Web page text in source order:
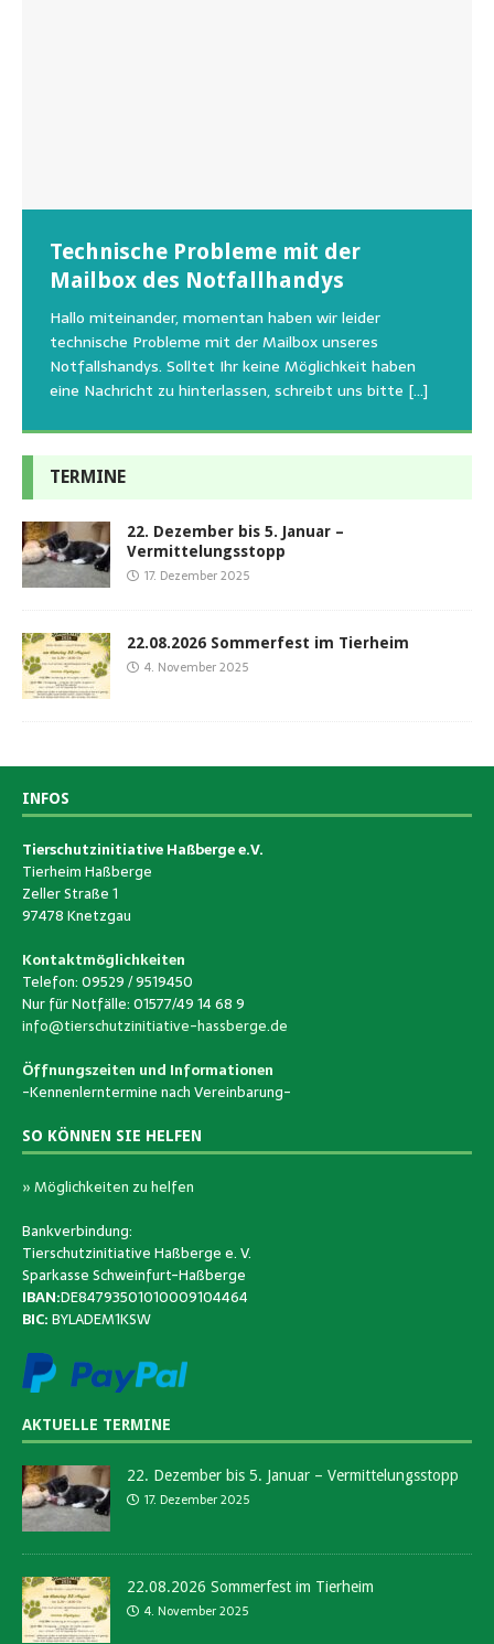
Technische Probleme mit der
Mailbox des Notfallhandys
Hallo miteinander, momentan haben wir leider
technische Probleme mit der Mailbox unseres
Notfallshandys. Solltet Ihr keine Möglichkeit haben
eine Nachricht zu hinterlassen, schreibt uns bitte […]
Beginn der Wildtierrettung
Aus aktuellem Anlass weisen wir darauf hin, dass die
Tierschutzinitiative Haßberge natürlich, wie auch in
den letzten 20 Jahren, immer noch für alle verwaisten
oder[…]
22.08.2026 Sommerfest im Tierheim
Wir bitten um Verständnis, dass am Tag vom
Sommerfest das Hundehaus zum Schutz unserer Tiere
geschlossen bleibt.Viele unserer Hunde erleben einen
emotionalen Stress bei Begegnung[…]
Wunschzettel unserer Fellnasen
Regelmäßig bekommen wir liebe Anfragen, wie man
uns am Besten unterstützen kann. Natürlich ziehen
die gesteigerten Kosten auch uns so richtig in die Knie
und[…]
TERMINE
22. Dezember bis 5. Januar –
Vermittelungsstopp
17. Dezember 2025
22.08.2026 Sommerfest im Tierheim
4. November 2025
INFOS
Tierschutzinitiative Haßberge e.V.
Tierheim Haßberge
Zeller Straße 1
97478 Knetzgau
Kontaktmöglichkeiten
Telefon: 09529 / 9519450
Nur für Notfälle: 01577/49 14 68 9
info@tierschutzinitiative-hassberge.de
Öffnungszeiten und Informationen
-Kennenlerntermine nach Vereinbarung-
SO KÖNNEN SIE HELFEN
» Möglichkeiten zu helfen
Bankverbindung:
Tierschutzinitiative Haßberge e. V.
Sparkasse Schweinfurt-Haßberge
IBAN:DE84793501010009104464
BIC:BYLADEM1KSW
AKTUELLE TERMINE
22. Dezember bis 5. Januar – Vermittelungsstopp
17. Dezember 2025
22.08.2026 Sommerfest im Tierheim
4. November 2025